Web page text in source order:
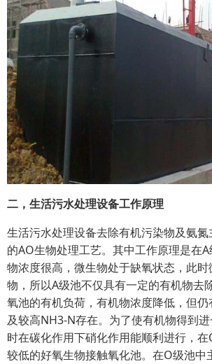
二，生活污水处理设备工作原理
生活污水处理设备去除有机污染物及氨
的AO生物处理工艺。其中工作原理是在
物浓度很高，微生物处于缺氧状态，此
物，所以A级池不仅具有一定的有机物去
氧池的有机负荷，有机物浓度降低，但
及较高NH3-N存在。为了使有机物得到
时在碳化作用下硝化作用能顺利进行，
较低的好氧生物接触氧化池。在O级池中